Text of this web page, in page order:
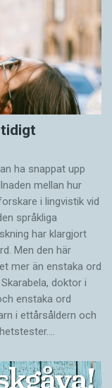
ha snappat upp
mellan hur
i lingvistik vid
språkliga
har klargjort
Men den här
mer än enstaka ord
doktor i
enstaka ord
i ettårsåldern och